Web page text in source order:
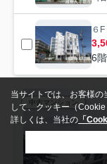
６F
6
中古マンション
当サイトでは、お客様の
して、クッキー（
詳しくは、当社の 「